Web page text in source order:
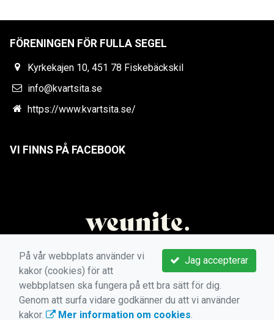
FÖRENINGEN FÖR FULLA SEGEL
Kyrkekajen 10, 451 78 Fiskebäckskil
info@kvartsita.se
https://www.kvartsita.se/
VI FINNS PÅ FACEBOOK
Jag accepterar
På vår webbplats använder vi
kakor (cookies) för att
webbplatsen ska fungera på ett bra sätt för dig.
Genom att surfa vidare godkänner du att vi använder
kakor.
Mer information om cookies.